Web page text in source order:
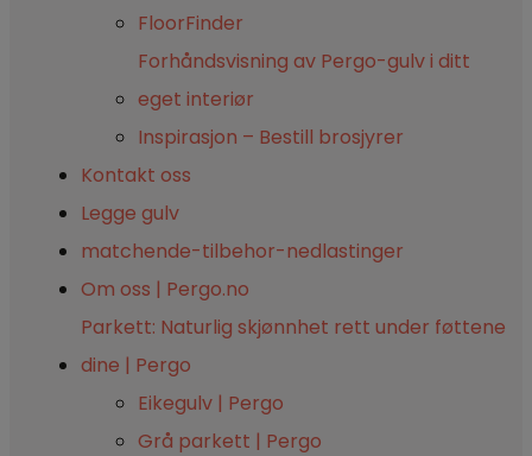
FloorFinder
Forhåndsvisning av Pergo-gulv i ditt
eget interiør
Inspirasjon – Bestill brosjyrer
Kontakt oss
Legge gulv
matchende-tilbehor-nedlastinger
Om oss | Pergo.no
Parkett: Naturlig skjønnhet rett under føttene
dine | Pergo
Eikegulv | Pergo
Grå parkett | Pergo